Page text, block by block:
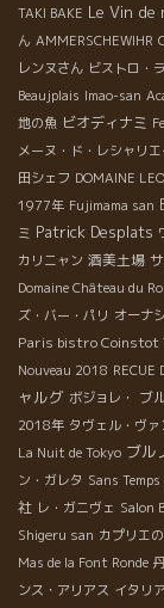
TAKI BAKE Le Vin de
ん AMMERSCHEWIHR
レンヌさん ビストロ・
Beaujplais Imao-san
地の魚 ビオディナミ
メーヌ・ド・レシャリ
田シェフ DOMAINE
1977年 Fujimama san
ミ Patrick Desplats
カリニャン 酒美土場
Domaine Château du
ズ・バー・パリ オーナ
Paris bistro Coinstot
Nouveau 2018 RECUE
ャルグ ボジョレ・ ブ
2018年 タヴェル・ヴ
La Nuit de Tokyo ブル
ン・ガレタ Sans Temps
社 レ・ガニヴェ Salon
Shigeru san カプリエ
Mas de la Font Ronde
ンス・アリアス イタリ